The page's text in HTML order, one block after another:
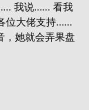
我说…… 看我
位大佬支持……
，她就会弄果盘